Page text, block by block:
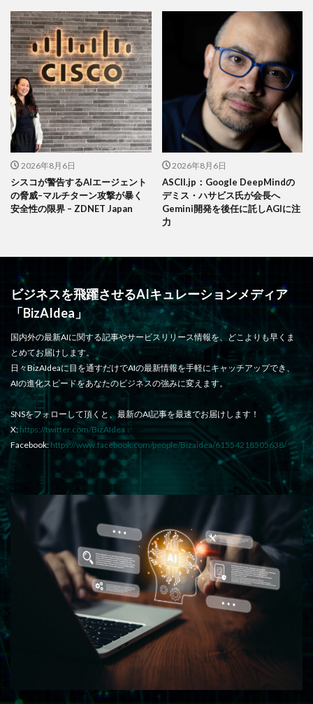
2026年8月6日
シスコが警告するAIエージェント
の脅威–マルチターン攻撃が暴く
安全性の限界 – ZDNET Japan
2026年8月6日
ASCII.jp：Google DeepMindの
デミス・ハサビス氏が会長へ
Gemini開発を後任に託しAGIに注
力
ビジネスを飛躍させるAIキュレーションメディア
「BizAIdea」
国内外の最新AIに関する記事やサービスリリース情報を、どこよりも早くま
とめてお届けします。
日々BizAIdeaに目を通すだけでAIの最新情報を手軽にキャッチアップでき、
AIの進化スピードをあなたのビジネスの強みに変えます。
SNSをフォローして頂くと、最新のAI記事を最速でお届けします！
X: https://twitter.com/BizAIdea
Facebook: https://www.facebook.com/people/Bizaidea/61554218505638/